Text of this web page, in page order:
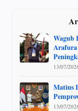
Wagub
Arafura
13/07/
Matius
13/07/